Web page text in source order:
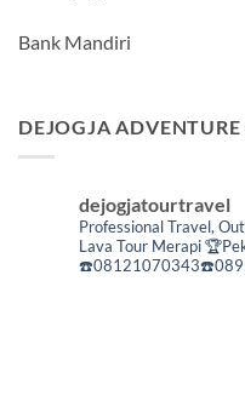
Bank Mandiri
DEJOGJA
dejogjatourtravel
Professional Travel,
Lava Tour Merapi